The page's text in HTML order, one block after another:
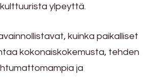
ylpeyttä.
kuinka paikalliset
kokonaiskokemusta, tehden
ja